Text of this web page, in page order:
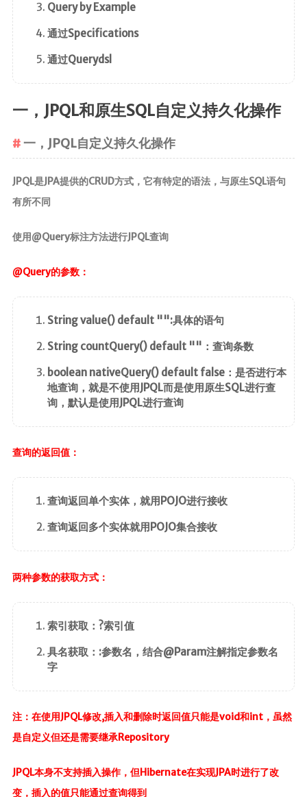
Query by Example
通过Specifications
通过Querydsl
一，JPQL和原生SQL自定义持久化操作
一，JPQL自定义持久化操作
JPQL是JPA提供的CRUD方式，它有特定的语法，与原生SQL语句
有所不同
使用@Query标注方法进行JPQL查询
@Query的参数：
String value() default "":具体的语句
String countQuery() default ""：查询条数
boolean nativeQuery() default false：是否进行本
地查询，就是不使用JPQL而是使用原生SQL进行查
询，默认是使用JPQL进行查询
查询的返回值：
查询返回单个实体，就用POJO进行接收
查询返回多个实体就用POJO集合接收
两种参数的获取方式：
索引获取：?索引值
具名获取：:参数名，结合@Param注解指定参数名
字
注：在使用JPQL修改,插入和删除时返回值只能是void和int，虽然
是自定义但还是需要继承Repository
JPQL本身不支持插入操作，但Hibernate在实现JPA时进行了改
变，插入的值只能通过查询得到